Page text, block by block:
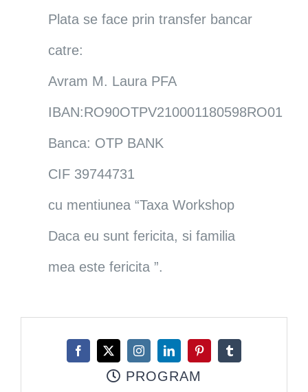
Plata se face prin transfer bancar
catre:
Avram M. Laura PFA
IBAN:RO90OTPV210001180598RO01
Banca: OTP BANK
CIF 39744731
cu mentiunea “Taxa Workshop
Daca eu sunt fericita, si familia
mea este fericita ”.
PROGRAM